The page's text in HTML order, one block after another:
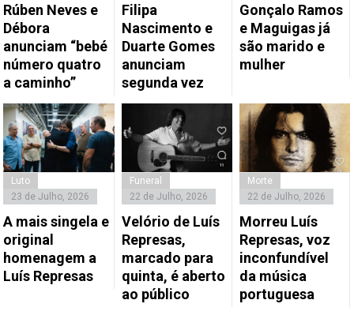
Rúben Neves e
Débora
anunciam “bebé
número quatro
a caminho”
Filipa
Nascimento e
Duarte Gomes
anunciam
segunda vez
Gonçalo Ramos
e Maguigas já
são marido e
mulher
Luto
23 de Julho, 2026
A mais singela e
original
homenagem a
Luís Represas
Funeral
22 de Julho, 2026
Velório de Luís
Represas,
marcado para
quinta, é aberto
ao público
Morte
22 de Julho, 2026
Morreu Luís
Represas, voz
inconfundível
da música
portuguesa